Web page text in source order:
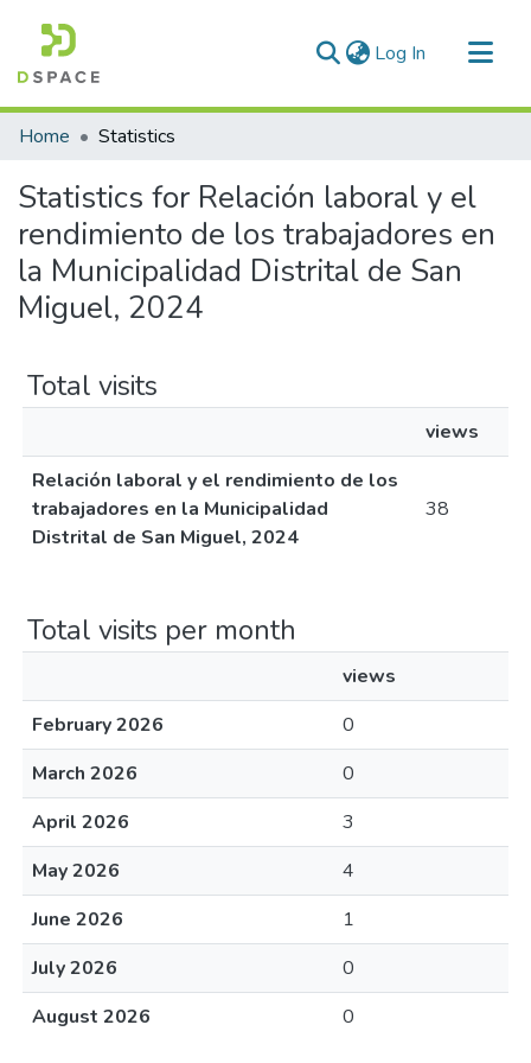
Log In (current)
Communities & Collections
Home Statistics
Statistics for Relación laboral y el
rendimiento de los trabajadores en
la Municipalidad Distrital de San
Miguel, 2024
Total visits
views
Relación laboral y el rendimiento de los
trabajadores en la Municipalidad
Distrital de San Miguel, 2024
38
Total visits per month
views
February 2026
0
March 2026
0
April 2026
3
May 2026
4
June 2026
1
July 2026
0
August 2026
0